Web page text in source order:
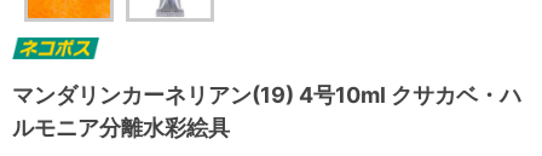
マンダリンカーネリアン(19) 4号10ml クサカベ・ハ
ルモニア分離水彩絵具